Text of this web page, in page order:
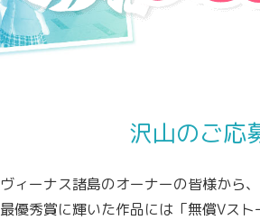
沢山のご応
ヴィーナス諸島のオーナーの皆様から
最優秀賞に輝いた作品には「無償Vス